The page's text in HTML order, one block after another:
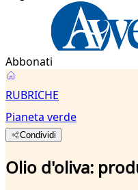
Abbonati
RUBRICHE
Pianeta verde
Condividi
Olio d'oliva: